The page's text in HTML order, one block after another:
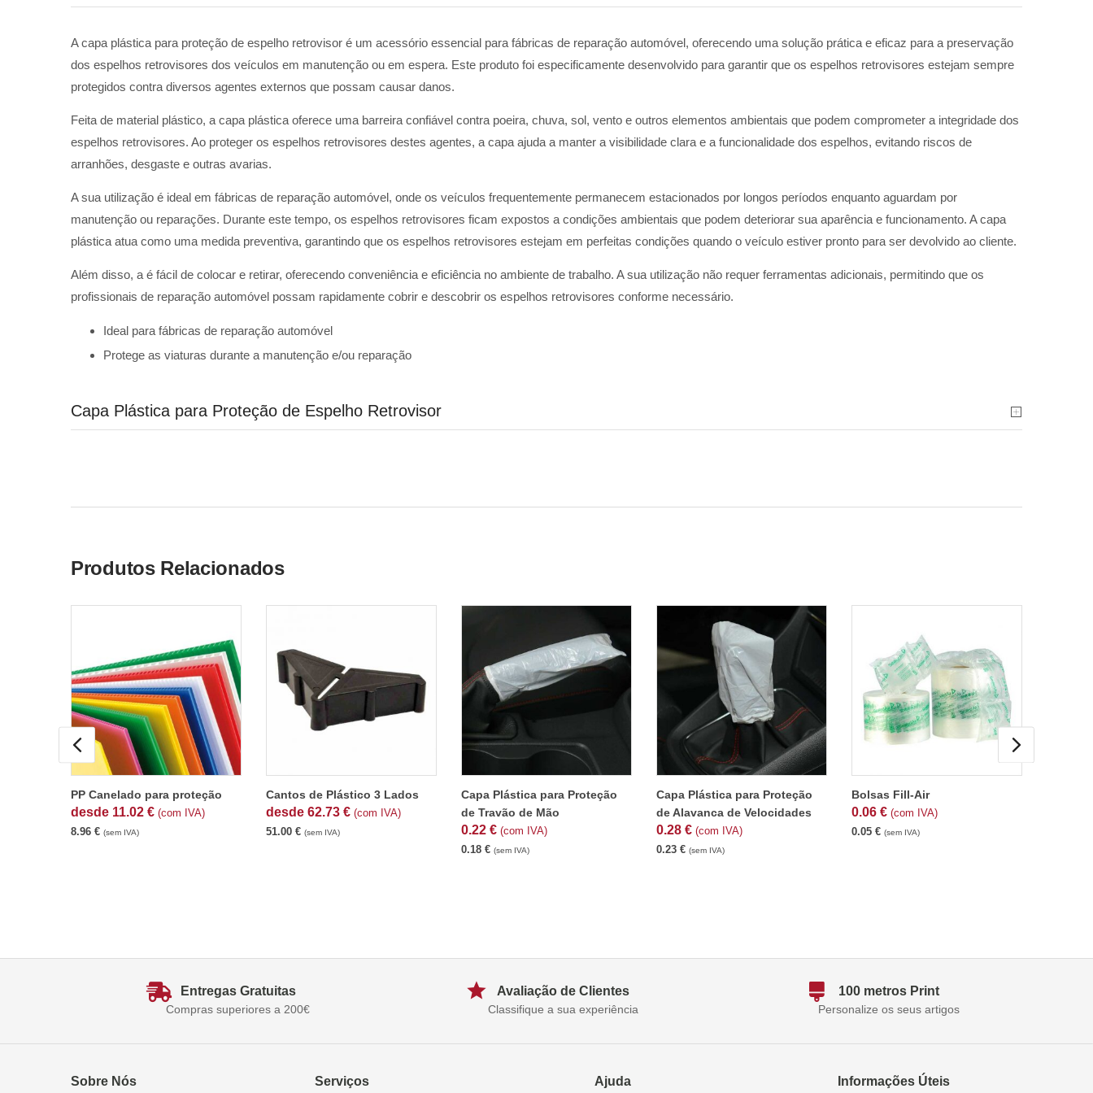
A capa plástica para proteção de espelho retrovisor é um acessório essencial para fábricas de reparação automóvel, oferecendo uma solução prática e eficaz para a preservação
dos espelhos retrovisores dos veículos em manutenção ou em espera. Este produto foi especificamente desenvolvido para garantir que os espelhos retrovisores estejam sempre
protegidos contra diversos agentes externos que possam causar danos.
Feita de material plástico, a capa plástica oferece uma barreira confiável contra poeira, chuva, sol, vento e outros elementos ambientais que podem comprometer a integridade dos
espelhos retrovisores. Ao proteger os espelhos retrovisores destes agentes, a capa ajuda a manter a visibilidade clara e a funcionalidade dos espelhos, evitando riscos de
arranhões, desgaste e outras avarias.
A sua utilização é ideal em fábricas de reparação automóvel, onde os veículos frequentemente permanecem estacionados por longos períodos enquanto aguardam por
manutenção ou reparações. Durante este tempo, os espelhos retrovisores ficam expostos a condições ambientais que podem deteriorar sua aparência e funcionamento. A capa
plástica atua como uma medida preventiva, garantindo que os espelhos retrovisores estejam em perfeitas condições quando o veículo estiver pronto para ser devolvido ao cliente.
Além disso, a é fácil de colocar e retirar, oferecendo conveniência e eficiência no ambiente de trabalho. A sua utilização não requer ferramentas adicionais, permitindo que os
profissionais de reparação automóvel possam rapidamente cobrir e descobrir os espelhos retrovisores conforme necessário.
Ideal para fábricas de reparação automóvel
Protege as viaturas durante a manutenção e/ou reparação
Capa Plástica para Proteção de Espelho Retrovisor
Produtos Relacionados
PP Canelado para proteção
desde 11.02 € (com IVA)
8.96 € (sem IVA)
Cantos de Plástico 3 Lados
desde 62.73 € (com IVA)
51.00 € (sem IVA)
Capa Plástica para Proteção
de Travão de Mão
0.22 € (com IVA)
0.18 € (sem IVA)
Capa Plástica para Proteção
de Alavanca de Velocidades
0.28 € (com IVA)
0.23 € (sem IVA)
Bolsas Fill-Air
0.06 € (com IVA)
0.05 € (sem IVA)
Entregas Gratuitas
Compras superiores a 200€
Avaliação de Clientes
Classifique a sua experiência
100 metros Print
Personalize os seus artigos
Sobre Nós Serviços Ajuda Informações Úteis